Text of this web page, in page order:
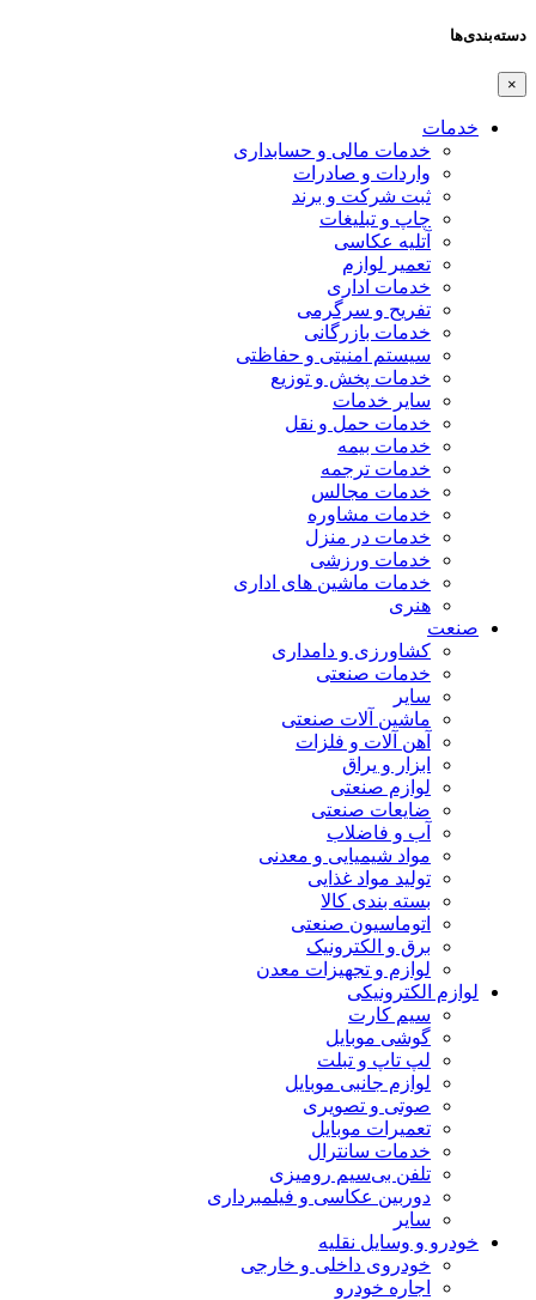
دسته‌بندی‌ها
×
خدمات
خدمات مالی و حسابداری
واردات و صادرات
ثبت شرکت و برند
چاپ و تبلیغات
آتلیه عکاسی
تعمیر لوازم
خدمات اداری
تفریح و سرگرمی
خدمات بازرگانی
سیستم امنیتی و حفاظتی
خدمات پخش و توزیع
سایر خدمات
خدمات حمل و نقل
خدمات بیمه
خدمات ترجمه
خدمات مجالس
خدمات مشاوره
خدمات در منزل
خدمات ورزشی
خدمات ماشین های اداری
هنری
صنعت
کشاورزی و دامداری
خدمات صنعتی
سایر
ماشین آلات صنعتی
آهن آلات و فلزات
ابزار و یراق
لوازم صنعتی
ضایعات صنعتی
آب و فاضلاب
مواد شیمیایی و معدنی
تولید مواد غذایی
بسته بندی کالا
اتوماسیون صنعتی
برق و الکترونیک
لوازم و تجهیزات معدن
لوازم الکترونیکی
سیم کارت
گوشی موبایل
لپ تاپ و تبلت
لوازم جانبی موبایل
صوتی و تصویری
تعمیرات موبایل
خدمات سانترال
تلفن بی‌سیم رومیزی
دوربین عکاسی و فیلمبرداری
سایر
خودرو و وسایل نقلیه
خودروی داخلی و خارجی
اجاره خودرو